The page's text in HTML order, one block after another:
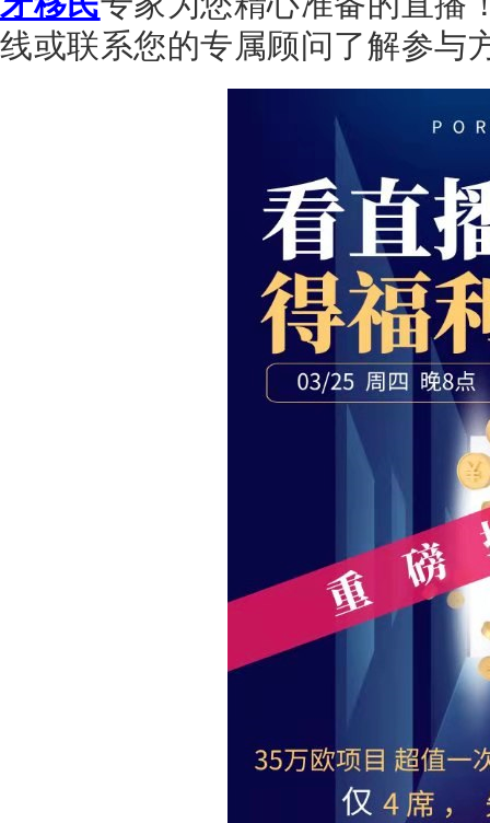
线或联系您的专属顾问了解参与